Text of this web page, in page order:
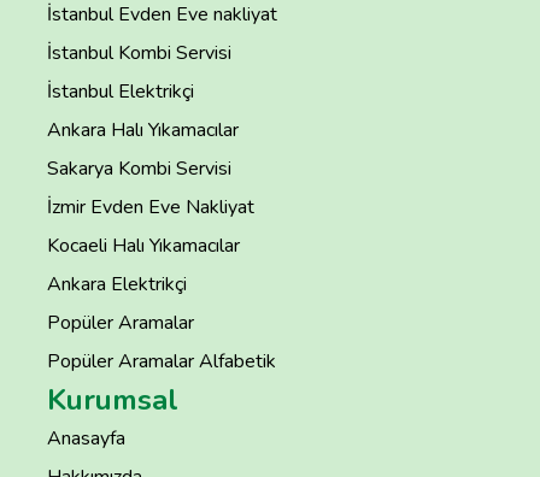
İstanbul Evden Eve nakliyat
İstanbul Kombi Servisi
İstanbul Elektrikçi
Ankara Halı Yıkamacılar
Sakarya Kombi Servisi
İzmir Evden Eve Nakliyat
Kocaeli Halı Yıkamacılar
Ankara Elektrikçi
Popüler Aramalar
Popüler Aramalar Alfabetik
Kurumsal
Anasayfa